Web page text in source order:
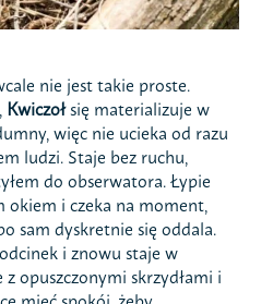
nie jest takie proste.
Kwiczołsię materializuje w
więc nie ucieka od razu
ludzi. Staje bez ruchu,
do obserwatora. Łypie
i czeka na moment,
sam dyskretnie się oddala.
i znowu staje w
opuszczonymi skrzydłami i